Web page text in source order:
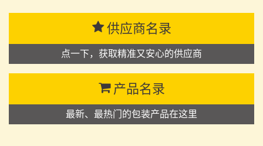
供应商名录
点一下，获取精准又安心的供应商
产品名录
最新、最热门的包装产品在这里